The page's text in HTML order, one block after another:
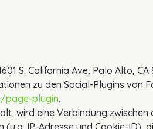
S. California Ave, Palo Alto, CA
zu den Social-Plugins von
page-plugin.
wird eine Verbindung zwischen